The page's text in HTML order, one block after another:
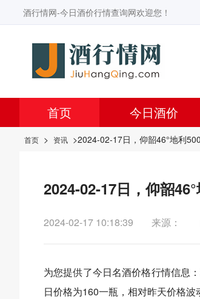
酒行情网-今日酒价行情查询网欢迎您！
首页 今日酒价
首页 > 资讯 >2024-02-17日，仰韶46°地利
2024-02-17日，仰韶
2024-02-17 10:18:39 来源：
为您提供了今日名酒价格行情信息
日价格为160一瓶，相对昨天价格波